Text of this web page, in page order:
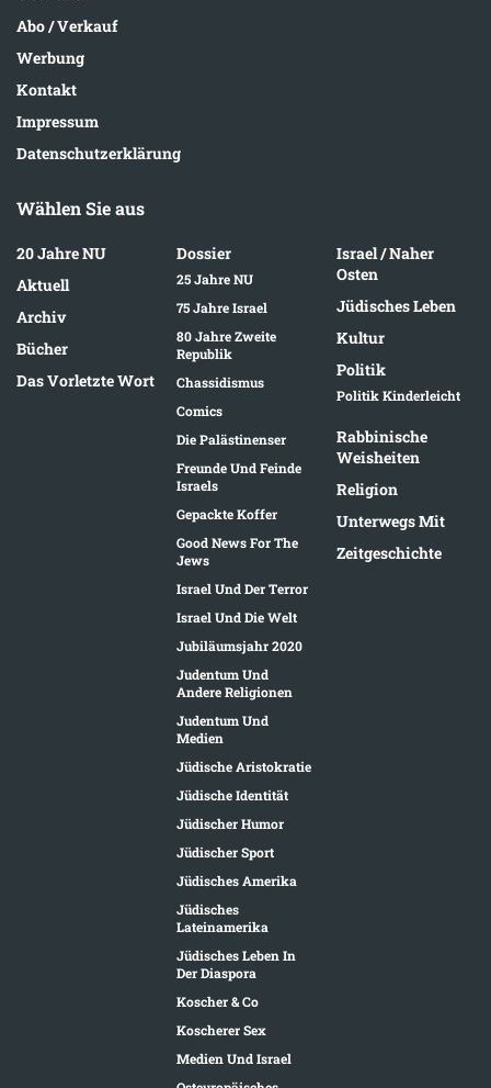
Abo / Verkauf
Werbung
Kontakt
Impressum
Datenschutzerklärung
Wählen Sie aus
20 Jahre NU
Aktuell
Archiv
Bücher
Das Vorletzte Wort
Dossier
25 Jahre NU
75 Jahre Israel
80 Jahre Zweite
Republik
Chassidismus
Comics
Die Palästinenser
Freunde Und Feinde
Israels
Gepackte Koffer
Good News For The
Jews
Israel Und Der Terror
Israel Und Die Welt
Jubiläumsjahr 2020
Judentum Und
Andere Religionen
Judentum Und
Medien
Jüdische Aristokratie
Jüdische Identität
Jüdischer Humor
Jüdischer Sport
Jüdisches Amerika
Jüdisches
Lateinamerika
Jüdisches Leben In
Der Diaspora
Koscher & Co
Koscherer Sex
Medien Und Israel
Israel / Naher
Osten
Jüdisches Leben
Kultur
Politik
Politik Kinderleicht
Rabbinische
Weisheiten
Religion
Unterwegs Mit
Zeitgeschichte